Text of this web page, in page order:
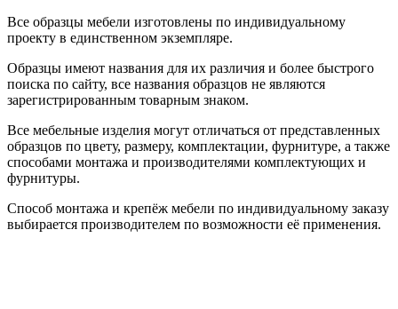
Все образцы мебели изготовлены по индивидуальному
проекту в единственном экземпляре.
Образцы имеют названия для их различия и более быстрого
поиска по сайту, все названия образцов не являются
зарегистрированным товарным знаком.
Все мебельные изделия могут отличаться от представленных
образцов по цвету, размеру, комплектации, фурнитуре, а также
способами монтажа и производителями комплектующих и
фурнитуры.
Способ монтажа и крепёж мебели по индивидуальному заказу
выбирается производителем по возможности её применения.